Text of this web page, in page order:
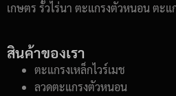
เกษตร รั้วไร่นา ตะแกรงตัวหนอน ตะแ
สินค้าของเรา
ตะแกรงเหล็กไวร์เมช
ลวดตะแกรงตัวหนอน